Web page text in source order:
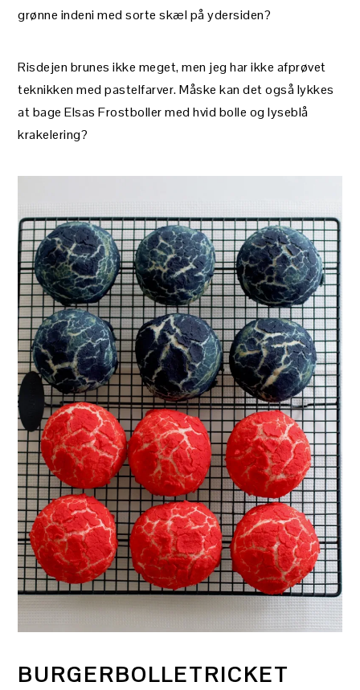
grønne indeni med sorte skæl på ydersiden?
Risdejen brunes ikke meget, men jeg har ikke afprøvet
teknikken med pastelfarver. Måske kan det også lykkes
at bage Elsas Frostboller med hvid bolle og lyseblå
krakelering?
BURGERBOLLETRICKET